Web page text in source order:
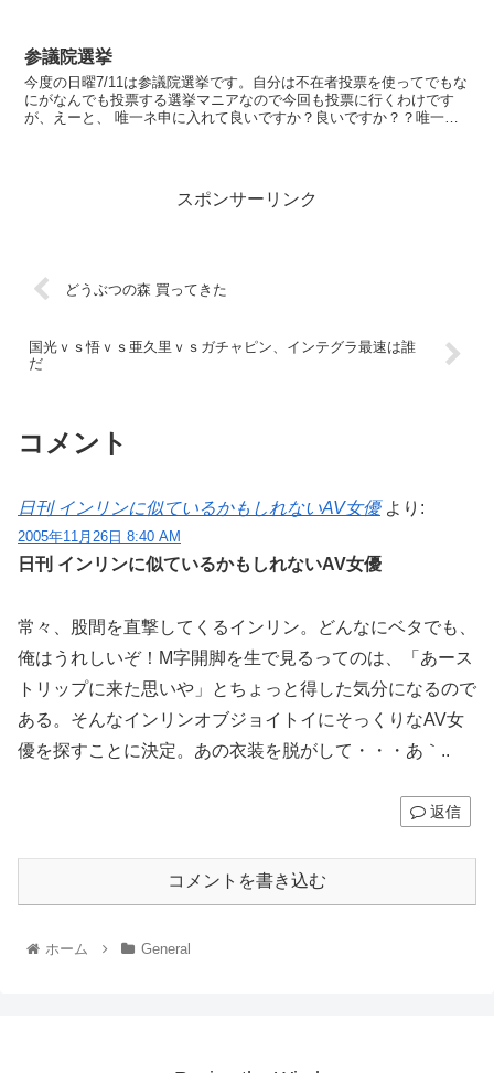
参議院選挙
今度の日曜7/11は参議院選挙です。自分は不在者投票を使ってでもな
にがなんでも投票する選挙マニアなので今回も投票に行くわけです
が、えーと、 唯一ネ申に入れて良いですか？良いですか？？唯一ネ
スポンサーリンク
どうぶつの森 買ってきた
国光ｖｓ悟ｖｓ亜久里ｖｓガチャピン、インテグラ最速は誰
だ
コメント
日刊 インリンに似ているかもしれないAV女優 より:
2005年11月26日 8:40 AM
日刊 インリンに似ているかもしれないAV女優
常々、股間を直撃してくるインリン。どんなにベタでも、
俺はうれしいぞ！M字開脚を生で見るってのは、「あース
トリップに来た思いや」とちょっと得した気分になるので
ある。そんなインリンオブジョイトイにそっくりなAV女
優を探すことに決定。あの衣装を脱がして・・・あ｀..
返信
コメントを書き込む
ホーム General